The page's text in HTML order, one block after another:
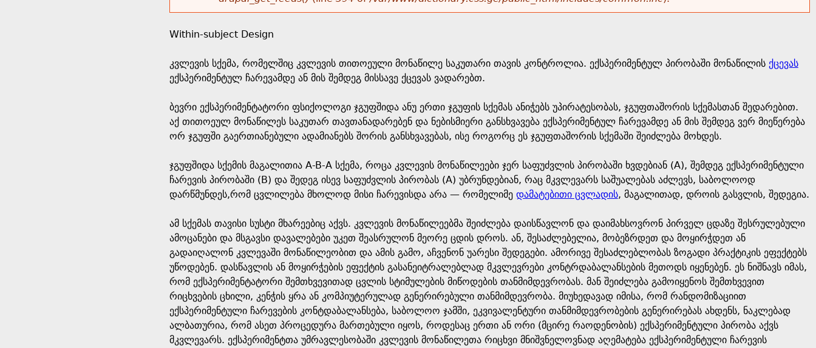
r
s
e
h
e
r
e
o
r
e
s
g
e
Within-subject Design
კვლევის სქემა, რომელშიც კვლევის თითოეული მონაწილე საკუთარი თავის კონტროლია. ექსპერიმენტულ პირობაში მონაწილის ქცევას
ექსპერიმენტულ ჩარევამდე ან მის შემდეგ მისსავე ქცევას ვადარებთ.
ბევრი ექსპერიმენტატორი ფსიქოლოგი ჯგუფშიდა ანუ ერთი ჯგუფის სქემას ანიჭებს უპირატესობას, ჯგუფთაშორის სქემასთან შედარებით.
აქ თითოეულ მონაწილეს საკუთარ თავთანადარებენ და ნებისმიერი განსხვავება ექსპერიმენტულ ჩარევამდე ან მის შემდეგ ვერ მიეწერება
ორ ჯგუფში გაერთიანებული ადამიანებს შორის განსხვავებას, ისე როგორც ეს ჯგუფთაშორის სქემაში შეიძლება მოხდეს.
ჯგუფშიდა სქემის მაგალითია A-B-A სქემა, როცა კვლევის მონაწილეები ჯერ საფუძვლის პირობაში ხვდებიან (A), შემდეგ ექსპერიმენტული
ჩარევის პირობაში (B) და შედეგ ისევ საფუძვლის პირობას (A) უბრუნდებიან, რაც მკვლევარს საშუალებას აძლევს, საბოლოოდ
დარწმუნდეს,რომ ცვლილება მხოლოდ მისი ჩარევისდა არა — რომელიმე დამატებითი ცვლადის, მაგალითად, დროის გასვლის, შედეგია.
ამ სქემას თავისი სუსტი მხარეებიც აქვს. კვლევის მონაწილეებმა შეიძლება დაისწავლონ და დაიმახსოვრონ პირველ ცდაზე შესრულებული
ამოცანები და მსგავსი დავალებები უკეთ შეასრულონ მეორე ცდის დროს. ან, შესაძლებელია, მობეზრდეთ და მოყირჭდეთ ან
გადაიღალონ კვლევაში მონაწილეობით და ამის გამო, აჩვენონ უარესი შედეგები. ამორივე შესაძლებლობას ზოგადი პრაქტიკის ეფექტებს
უწოდებენ. დასწავლის ან მოყირჭების ეფექტის გასანეიტრალებლად მკვლევრები კონტრდაბალანსების მეთოდს იყენებენ. ეს ნიშნავს იმას,
რომ ექსპერიმენტატორი შემთხვევითად ცვლის სტიმულების მიწოდების თანმიმდევრობას. მან შეიძლება გამოიყენოს შემთხვევით
რიცხვების ცხილი, კენჭის ყრა ან კომპიუტერულად გენერირებული თანმიმდევრობა. მიუხედავად იმისა, რომ რანდომიზაციით
ექსპერიმენტული ჩარევების კონტდაბალანსება, საბოლოო ჯამში, ეკვივალენტური თანმიმდევრობების გენერირებას ახდენს, ნაკლებად
ალბათურია, რომ ასეთ პროცედურა მართებული იყოს, როდესაც ერთი ან ორი (მცირე რაოდენობის) ექსპერიმენტული პირობა აქვს
მკვლევარს. ექსპერიმენტთა უმრავლესობაში კვლევის მონაწილეთა რიცხვი მნიშვნელოვნად აღემატება ექსპერიმენტული ჩარევის